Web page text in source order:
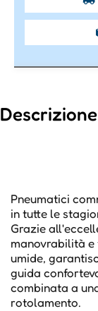
Pneumatici
in tutte le
Grazie
manovrabilità e
umide,
guida
combinata a
rotolamento.